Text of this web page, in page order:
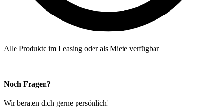
Alle Produkte im Leasing oder als Miete verfügbar
Noch Fragen?
Wir beraten dich gerne persönlich!